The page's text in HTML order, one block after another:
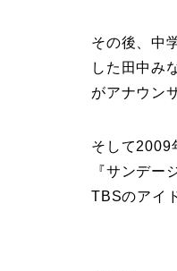
その後、中
した田中み
がアナウン
そして2009
『サンデー
TBSのアイ